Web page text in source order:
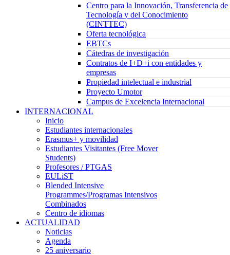
Centro para la Innovación, Transferencia de
Tecnología y del Conocimiento
(CINTTEC)
Oferta tecnológica
EBTCs
Cátedras de investigación
Contratos de I+D+i con entidades y
empresas
Propiedad intelectual e industrial
Proyecto Umotor
Campus de Excelencia Internacional
INTERNACIONAL
Inicio
Estudiantes internacionales
Erasmus+ y movilidad
Estudiantes Visitantes (Free Mover
Students)
Profesores / PTGAS
EULiST
Blended Intensive
Programmes/Programas Intensivos
Combinados
Centro de idiomas
ACTUALIDAD
Noticias
Agenda
25 aniversario